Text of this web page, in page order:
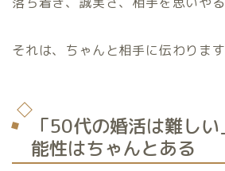
それは、ちゃんと相手に伝わります
「50代の婚活は難し
能性はちゃんとある